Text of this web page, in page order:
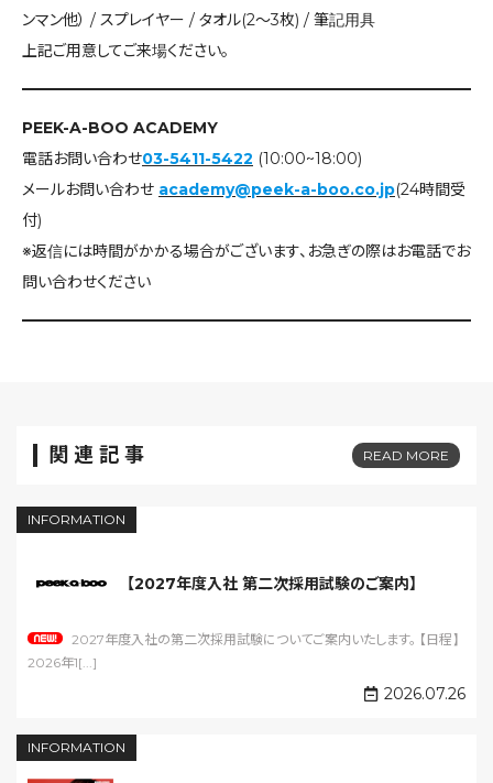
ンマン他） / スプレイヤー / タオル(2～3枚) / 筆記用具
上記ご用意してご来場ください。
PEEK-A-BOO ACADEMY
電話お問い合わせ03-5411-5422 (10:00~18:00)
メールお問い合わせ academy@peek-a-boo.co.jp(24時間受
付)
※返信には時間がかかる場合がございます、お急ぎの際はお電話でお
問い合わせください
関連記事 READ MORE
INFORMATION
【2027年度入社 第二次採用試験のご案内】
2026年1[...]
2026.07.26
INFORMATION